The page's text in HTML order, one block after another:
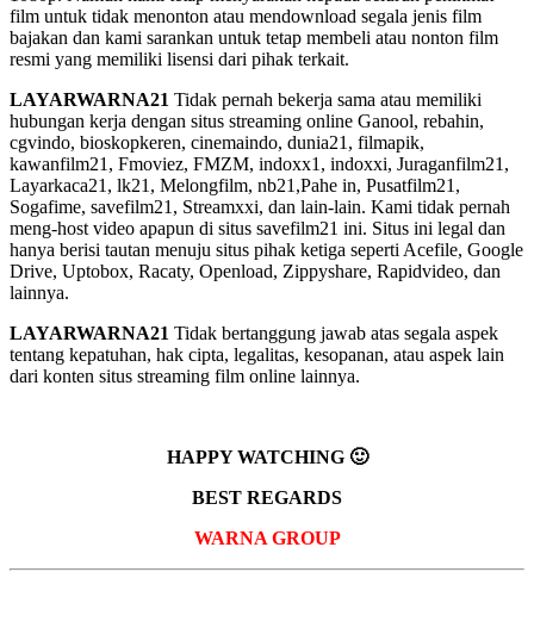
film untuk tidak menonton atau mendownload segala jenis film
bajakan dan kami sarankan untuk tetap membeli atau nonton film
resmi yang memiliki lisensi dari pihak terkait.
LAYARWARNA21 Tidak pernah bekerja sama atau memiliki
hubungan kerja dengan situs streaming online Ganool, rebahin,
cgvindo, bioskopkeren, cinemaindo, dunia21, filmapik,
kawanfilm21, Fmoviez, FMZM, indoxx1, indoxxi, Juraganfilm21,
Layarkaca21, lk21, Melongfilm, nb21,Pahe in, Pusatfilm21,
Sogafime, savefilm21, Streamxxi, dan lain-lain. Kami tidak pernah
meng-host video apapun di situs savefilm21 ini. Situs ini legal dan
hanya berisi tautan menuju situs pihak ketiga seperti Acefile, Google
Drive, Uptobox, Racaty, Openload, Zippyshare, Rapidvideo, dan
lainnya.
LAYARWARNA21 Tidak bertanggung jawab atas segala aspek
tentang kepatuhan, hak cipta, legalitas, kesopanan, atau aspek lain
dari konten situs streaming film online lainnya.
HAPPY WATCHING 🙂
BEST REGARDS
WARNA GROUP